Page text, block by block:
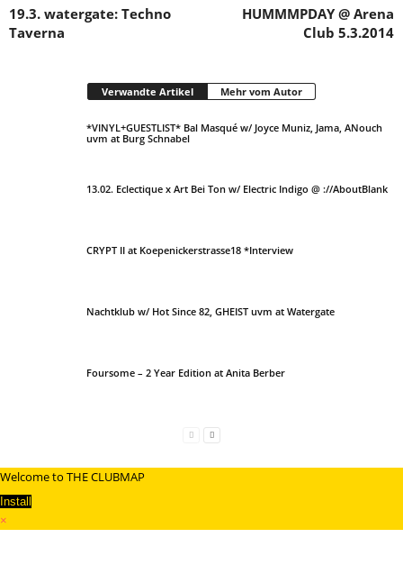
19.3. watergate: Techno
Taverna
HUMMMPDAY @ Arena
Club 5.3.2014
Verwandte Artikel Mehr vom Autor
*VINYL+GUESTLIST* Bal Masqué w/ Joyce Muniz, Jama, ANouch
uvm at Burg Schnabel
13.02. Eclectique x Art Bei Ton w/ Electric Indigo @ ://AboutBlank
CRYPT II at Koepenickerstrasse18 *Interview
Nachtklub w/ Hot Since 82, GHEIST uvm at Watergate
Foursome – 2 Year Edition at Anita Berber
Welcome to THE CLUBMAP
Install
×